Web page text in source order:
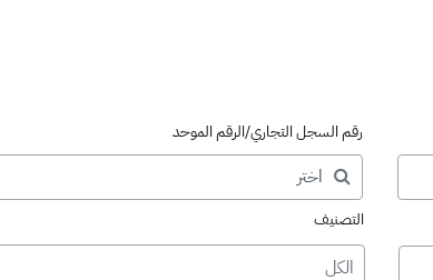
رقم السجل التجاري/الرقم الموحد
التصنيف
الكل